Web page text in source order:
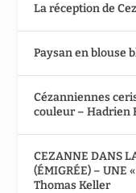
La réception de
Paysan en blouse
Cézanniennes
couleur – Hadrien
CEZANNE DANS
(ÉMIGRÉE) – UNE
Thomas Keller